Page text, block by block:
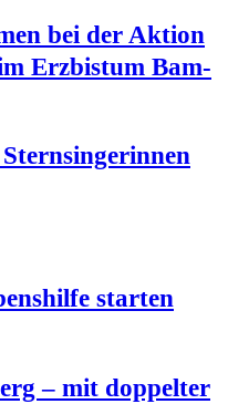
bei der Akti­on
Erz­bis­tum Bam­
star­ten
– mit dop­pel­ter